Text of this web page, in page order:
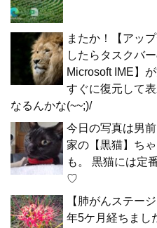
またか！【アッ
したらタスクバ
Microsoft IME】
すぐに復元して
なるんかな(~~;)/
今日の写真は男
家の【黒猫】ち
も。 黒猫には定
♡
【肺がんステー
年5ケ月経ちまし